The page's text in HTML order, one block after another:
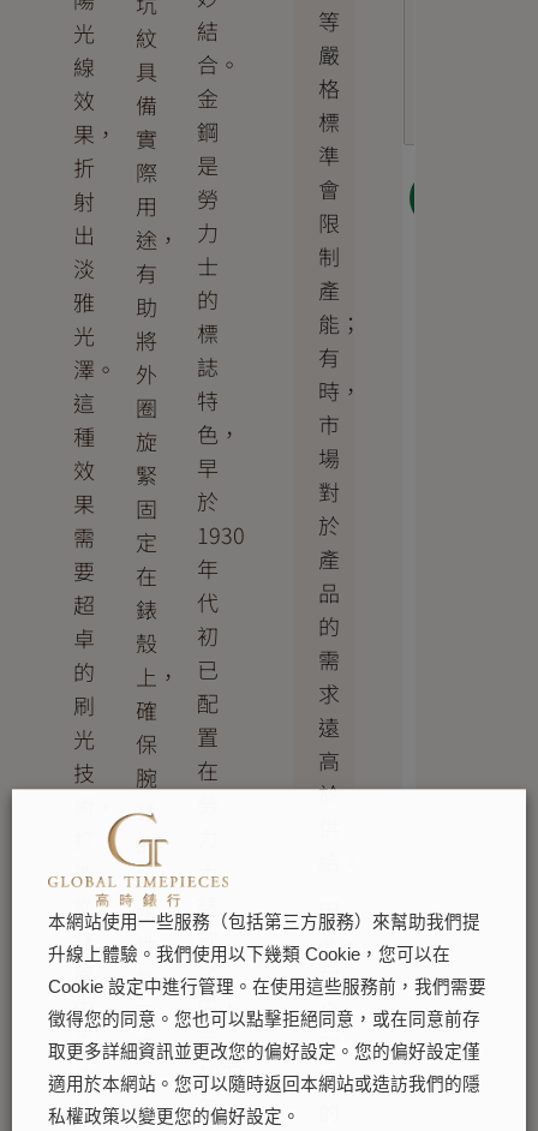
光
線
效
果，
折
射
出
淡
雅
光
澤。
這
種
效
果
需
要
超
卓
的
刷
光
技
造
從
錶
面
中
央
往
外
紋
具
備
實
際
用
途，
有
助
將
外
圈
旋
緊
固
定
在
錶
殼
上，
確
保
腕
錶
的
防
水
性
能。
而
底
蓋
上
結
合。
金
鋼
是
勞
力
士
的
標
誌
特
色，
早
於
1930
年
代
初
已
配
置
在
士
款
之
中，
至
1933
年
等
嚴
格
標
準
會
限
制
產
能；
有
時，
市
場
對
於
產
品
的
需
求
遠
高
於
因
此，
部
分
型
號
本網站使用一些服務（包括第三方服務）來幫助我們提
升線上體驗。我們使用以下幾類 Cookie，您可以在
Cookie 設定中進行管理。在使用這些服務前，我們需要
徵得您的同意。您也可以點擊拒絕同意，或在同意前存
取更多詳細資訊並更改您的偏好設定。您的偏好設定僅
適用於本網站。您可以隨時返回本網站或造訪我們的隱
私權政策以變更您的偏好設定。